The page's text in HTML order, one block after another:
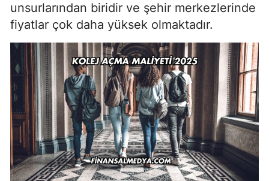
unsurlarından biridir ve şehir merkezlerinde
fiyatlar çok daha yüksek olmaktadır.